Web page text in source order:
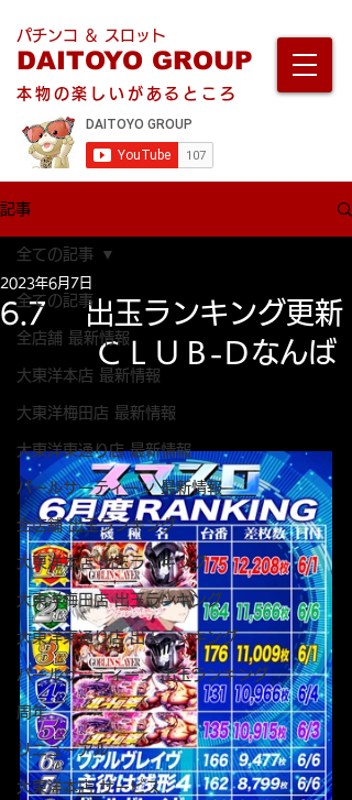
パチンコ ＆ スロット
DAITOYO GROUP
本物の楽しいがあるところ
記事
全ての記事
全店舗 最新情報
大東洋本店 最新情報
大東洋梅田店 最新情報
大東洋東通り店 最新情報
パールサーティーン 最新情報
全店舗 出玉ランキング
大東洋本店 出玉ランキング
大東洋梅田店 出玉ランキング
大東洋東通り店 出玉ランキング
パールサーティーン 出玉ランキング
周年
リニューアル
大東洋本店 サービス
全ての記事
6.7 出玉ランキング更新
ＣＬＵＢ-Ｄなんば
2023年6月7日